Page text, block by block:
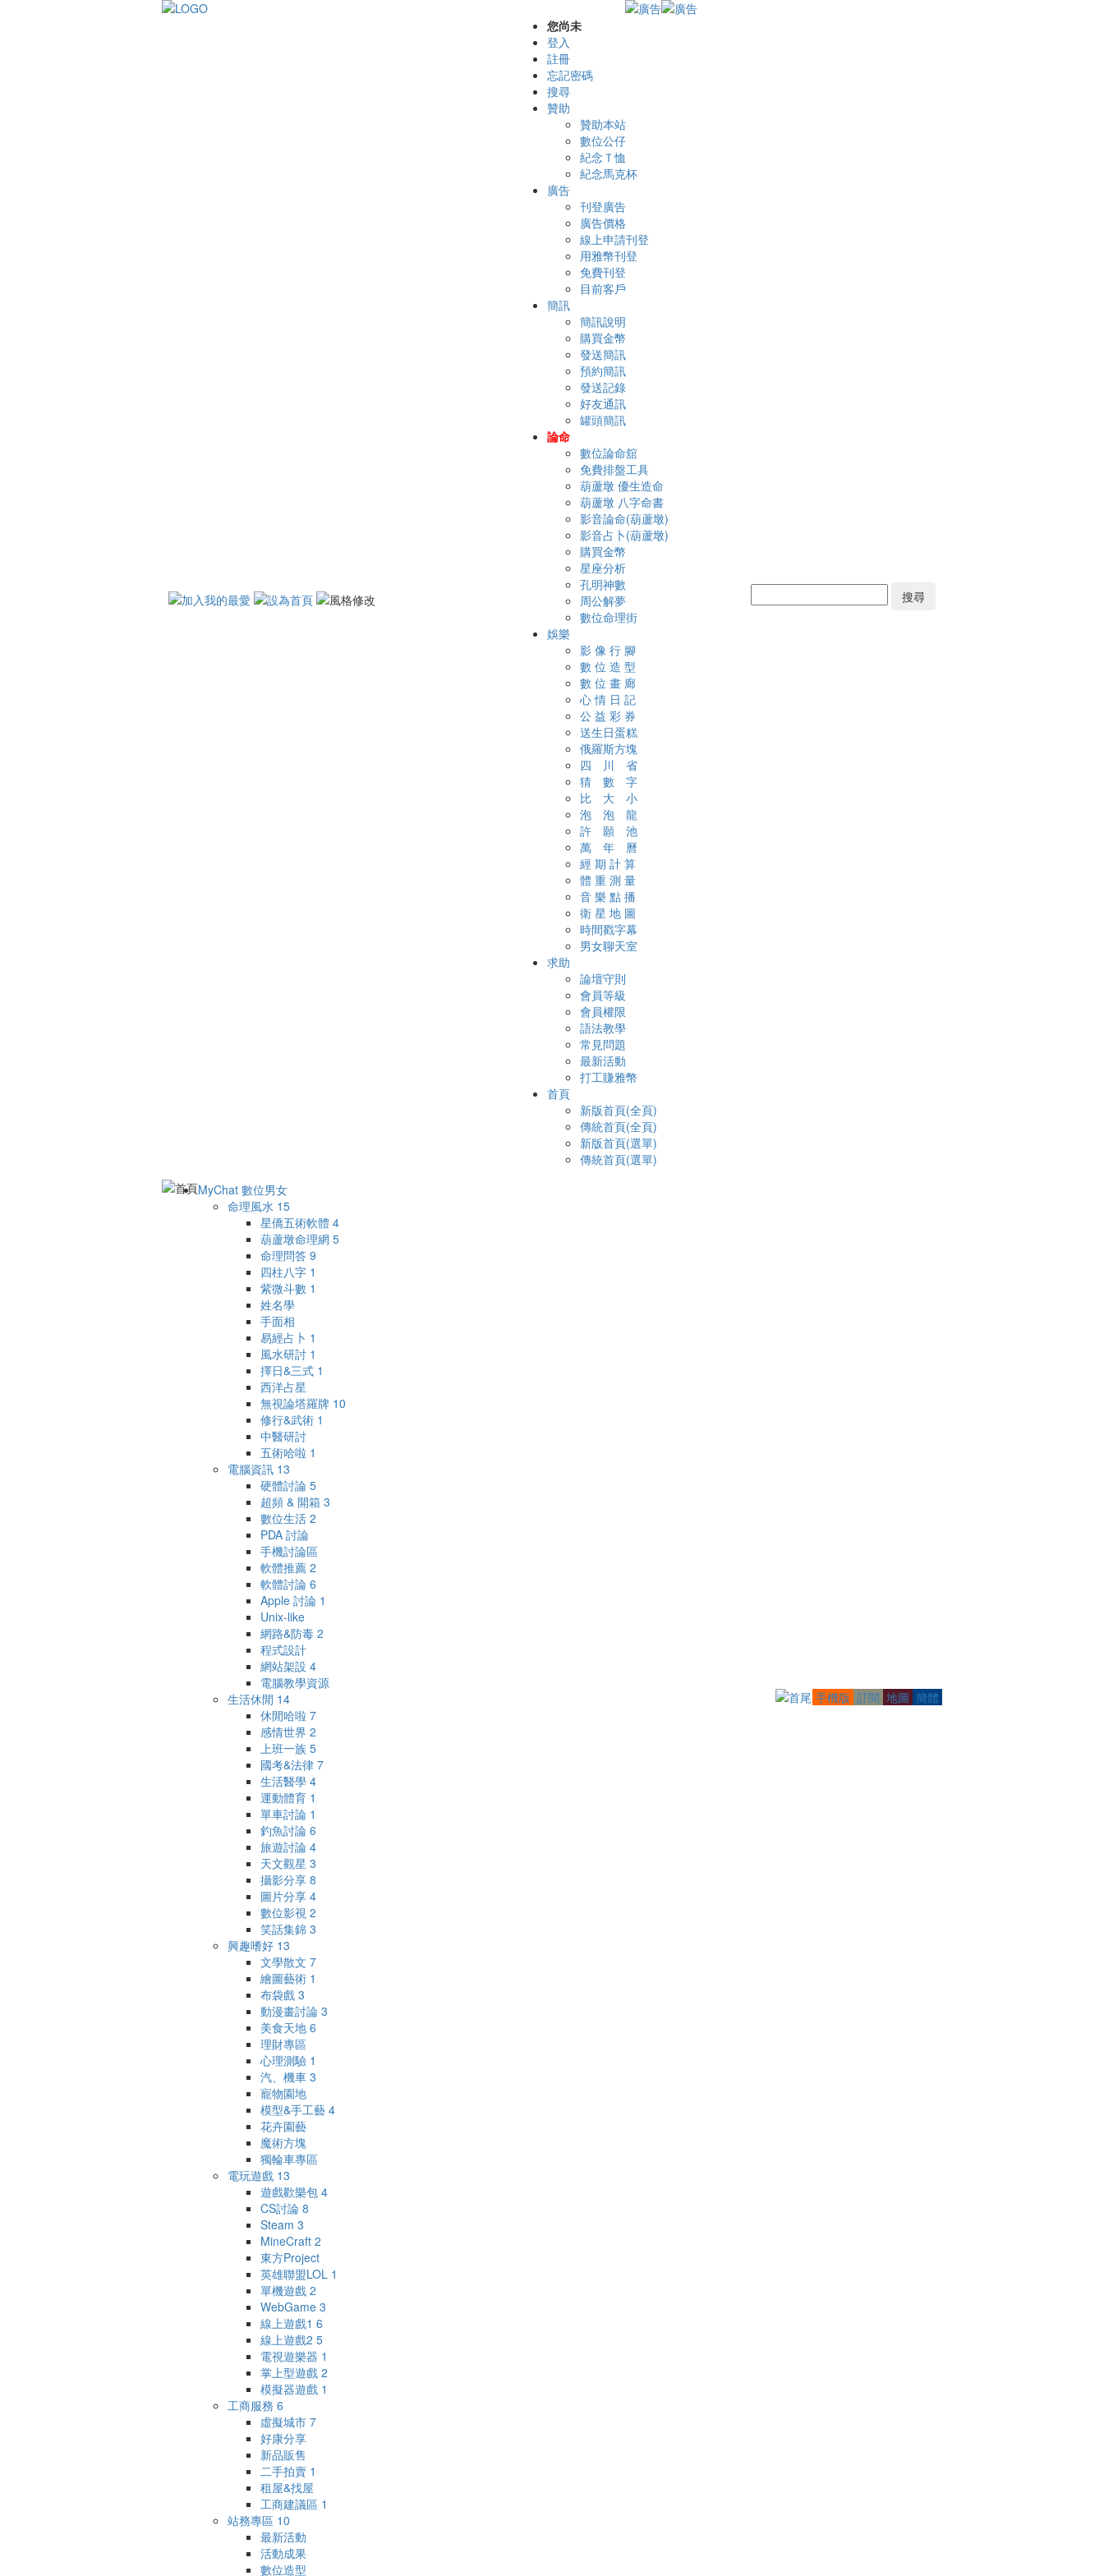
您尚未
登入
註冊
忘記密碼
搜尋
贊助
贊助本站
數位公仔
紀念Ｔ恤
紀念馬克杯
廣告
刊登廣告
廣告價格
線上申請刊登
用雅幣刊登
免費刊登
目前客戶
簡訊
簡訊說明
購買金幣
發送簡訊
預約簡訊
發送記錄
好友通訊
罐頭簡訊
論命
數位論命舘
免費排盤工具
葫蘆墩 優生造命
葫蘆墩 八字命書
影音論命(葫蘆墩)
影音占卜(葫蘆墩)
購買金幣
星座分析
孔明神數
周公解夢
數位命理街
娛樂
影 像 行 腳
數 位 造 型
數 位 畫 廊
心 情 日 記
公 益 彩 券
送生日蛋糕
俄羅斯方塊
四 川 省
猜 數 字
比 大 小
泡 泡 龍
許 願 池
萬 年 曆
經 期 計 算
體 重 測 量
音 樂 點 播
衛 星 地 圖
時間戳字幕
男女聊天室
求助
論壇守則
會員等級
會員權限
語法教學
常見問題
最新活動
打工賺雅幣
首頁
新版首頁(全頁)
傳統首頁(全頁)
新版首頁(選單)
傳統首頁(選單)
MyChat 數位男女
命理風水 15
星僑五術軟體 4
葫蘆墩命理網 5
命理問答 9
四柱八字 1
紫微斗數 1
姓名學
手面相
易經占卜 1
風水研討 1
擇日&三式 1
西洋占星
無視論塔羅牌 10
修行&武術 1
中醫研討
五術哈啦 1
電腦資訊 13
硬體討論 5
超頻 & 開箱 3
數位生活 2
PDA 討論
手機討論區
軟體推薦 2
軟體討論 6
Apple 討論 1
Unix-like
網路&防毒 2
程式設計
網站架設 4
電腦教學資源
生活休閒 14
休閒哈啦 7
感情世界 2
上班一族 5
國考&法律 7
生活醫學 4
運動體育 1
單車討論 1
釣魚討論 6
旅遊討論 4
天文觀星 3
攝影分享 8
圖片分享 4
數位影視 2
笑話集錦 3
興趣嗜好 13
文學散文 7
繪圖藝術 1
布袋戲 3
動漫畫討論 3
美食天地 6
理財專區
心理測驗 1
汽、機車 3
寵物園地
模型&手工藝 4
花卉園藝
魔術方塊
獨輪車專區
電玩遊戲 13
遊戲歡樂包 4
CS討論 8
Steam 3
MineCraft 2
東方Project
英雄聯盟LOL 1
單機遊戲 2
WebGame 3
線上遊戲1 6
線上遊戲2 5
電視遊樂器 1
掌上型遊戲 2
模擬器遊戲 1
工商服務 6
虛擬城市 7
好康分享
新品販售
二手拍賣 1
租屋&找屋
工商建議區 1
站務專區 10
最新活動
活動成果
數位造型
手機版 訂閱 地圖 簡體